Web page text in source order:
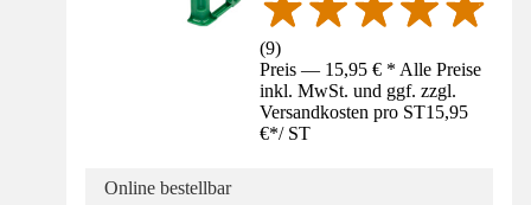
(9)
Preis — 15,95 € * Alle Preise
inkl. MwSt. und ggf. zzgl.
Versandkosten pro ST15,95
€*/ ST
Online bestellbar